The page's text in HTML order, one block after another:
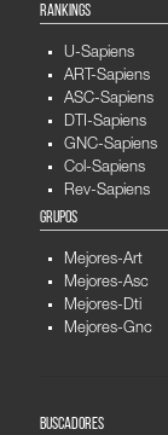
RANKINGS
U-Sapiens
ART-Sapiens
ASC-Sapiens
DTI-Sapiens
GNC-Sapiens
Col-Sapiens
Rev-Sapiens
GRUPOS
Mejores-Art
Mejores-Asc
Mejores-Dti
Mejores-Gnc
BUSCADORES